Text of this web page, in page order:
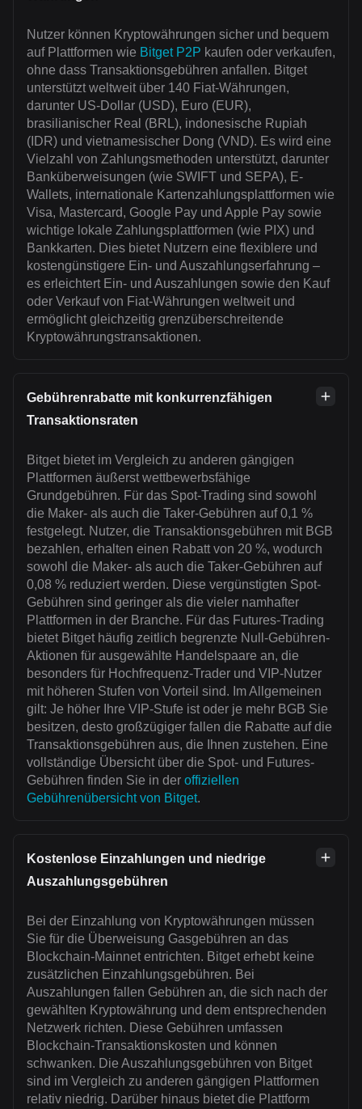
Nutzer können Kryptowährungen sicher und bequem
auf Plattformen wie Bitget P2P kaufen oder verkaufen,
ohne dass Transaktionsgebühren anfallen. Bitget
unterstützt weltweit über 140 Fiat-Währungen,
darunter US-Dollar (USD), Euro (EUR),
brasilianischer Real (BRL), indonesische Rupiah
(IDR) und vietnamesischer Dong (VND). Es wird eine
Vielzahl von Zahlungsmethoden unterstützt, darunter
Banküberweisungen (wie SWIFT und SEPA), E-
Wallets, internationale Kartenzahlungsplattformen wie
Visa, Mastercard, Google Pay und Apple Pay sowie
wichtige lokale Zahlungsplattformen (wie PIX) und
Bankkarten. Dies bietet Nutzern eine flexiblere und
kostengünstigere Ein- und Auszahlungserfahrung –
es erleichtert Ein- und Auszahlungen sowie den Kauf
oder Verkauf von Fiat-Währungen weltweit und
ermöglicht gleichzeitig grenzüberschreitende
Kryptowährungstransaktionen.
Gebührenrabatte mit konkurrenzfähigen
Transaktionsraten
Bitget bietet im Vergleich zu anderen gängigen
Plattformen äußerst wettbewerbsfähige
Grundgebühren. Für das Spot-Trading sind sowohl
die Maker- als auch die Taker-Gebühren auf 0,1 %
festgelegt. Nutzer, die Transaktionsgebühren mit BGB
bezahlen, erhalten einen Rabatt von 20 %, wodurch
sowohl die Maker- als auch die Taker-Gebühren auf
0,08 % reduziert werden. Diese vergünstigten Spot-
Gebühren sind geringer als die vieler namhafter
Plattformen in der Branche. Für das Futures-Trading
bietet Bitget häufig zeitlich begrenzte Null-Gebühren-
Aktionen für ausgewählte Handelspaare an, die
besonders für Hochfrequenz-Trader und VIP-Nutzer
mit höheren Stufen von Vorteil sind. Im Allgemeinen
gilt: Je höher Ihre VIP-Stufe ist oder je mehr BGB Sie
besitzen, desto großzügiger fallen die Rabatte auf die
Transaktionsgebühren aus, die Ihnen zustehen. Eine
vollständige Übersicht über die Spot- und Futures-
Gebühren finden Sie in der offiziellen
Gebührenübersicht von Bitget.
Kostenlose Einzahlungen und niedrige
Auszahlungsgebühren
Bei der Einzahlung von Kryptowährungen müssen
Sie für die Überweisung Gasgebühren an das
Blockchain-Mainnet entrichten. Bitget erhebt keine
zusätzlichen Einzahlungsgebühren. Bei
Auszahlungen fallen Gebühren an, die sich nach der
gewählten Kryptowährung und dem entsprechenden
Netzwerk richten. Diese Gebühren umfassen
Blockchain-Transaktionskosten und können
schwanken. Die Auszahlungsgebühren von Bitget
sind im Vergleich zu anderen gängigen Plattformen
relativ niedrig. Darüber hinaus bietet die Plattform